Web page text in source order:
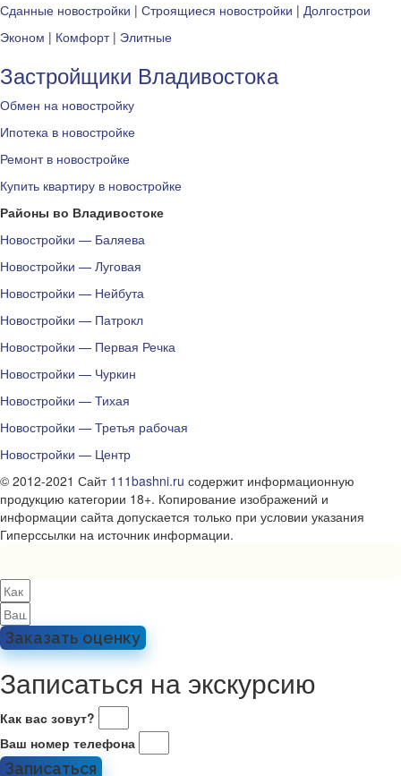
Сданные новостройки | Строящиеся новостройки | Долгострои
Эконом | Комфорт| Элитные
Застройщики Владивостока
Обмен на новостройку
Ипотека в новостройке
Ремонт в новостройке
Купить квартиру в новостройке
Районы во Владивостоке
Новостройки — Баляева
Новостройки — Луговая
Новостройки — Нейбута
Новостройки — Патрокл
Новостройки — Первая Речка
Новостройки — Чуркин
Новостройки — Тихая
Новостройки — Третья рабочая
Новостройки — Центр
© 2012-2021 Сайт 111bashni.ru содержит информационную
продукцию категории 18+. Копирование изображений и
информации сайта допускается только при условии указания
Гиперссылки на источник информации.
Заказать оценку
Записаться на экскурсию
Как вас зовут?
Ваш номер телефона
Записаться